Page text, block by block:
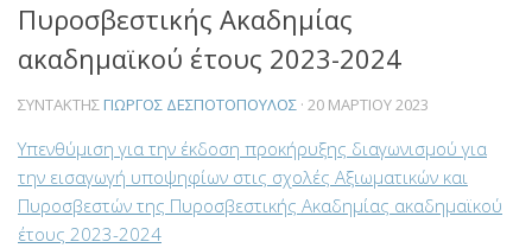
Πυροσβεστικής Ακαδημίας
ακαδημαϊκού έτους 2023-2024
ΣΥΝΤΆΚΤΗΣ ΓΙΏΡΓΟΣ ΔΕΣΠΟΤΌΠΟΥΛΟΣ · 20 ΜΑΡΤΊΟΥ 2023
Υπενθύμιση για την έκδοση προκήρυξης διαγωνισμού για
την εισαγωγή υποψηφίων στις σχολές Αξιωματικών και
Πυροσβεστών της Πυροσβεστικής Ακαδημίας ακαδημαϊκού
έτους 2023-2024